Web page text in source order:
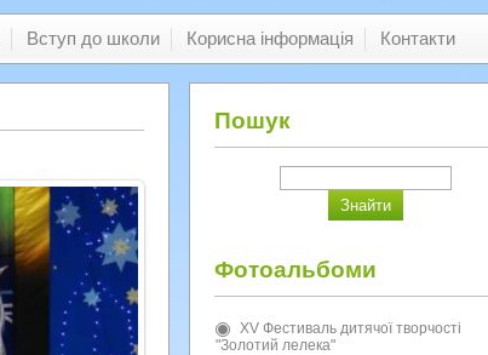
Вступ до школи Корисна інформація Контакти
Пошук
Фотоальбоми
XV Фестиваль дитячої творчості
"Золотий лелека"